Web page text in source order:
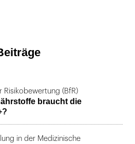
Risikobewertung (BfR)
braucht die
in der Medizinische